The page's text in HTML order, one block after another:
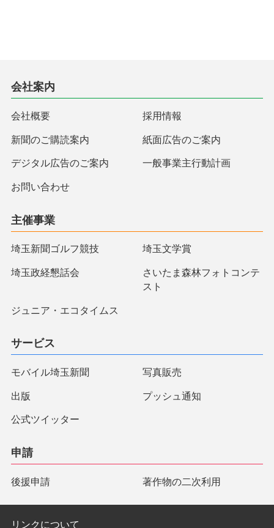
会社案内
会社概要 採用情報
新聞のご購読案内 紙面広告のご案内
デジタル広告のご案内 一般事業主行動計画
お問い合わせ
主催事業
埼玉新聞ゴルフ競技 埼玉文学賞
埼玉政経懇話会
さいたま森林フォトコンテ
スト
ジュニア・エコタイムス
サービス
モバイル埼玉新聞 写真販売
出版 プッシュ通知
公式ツイッター
申請
後援申請 著作物の二次利用
リンクについて